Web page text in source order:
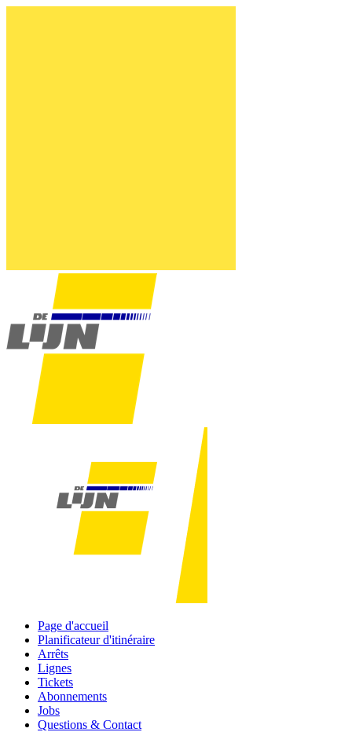
Page d'accueil
Planificateur d'itinéraire
Arrêts
Lignes
Tickets
Abonnements
Jobs
Questions & Contact